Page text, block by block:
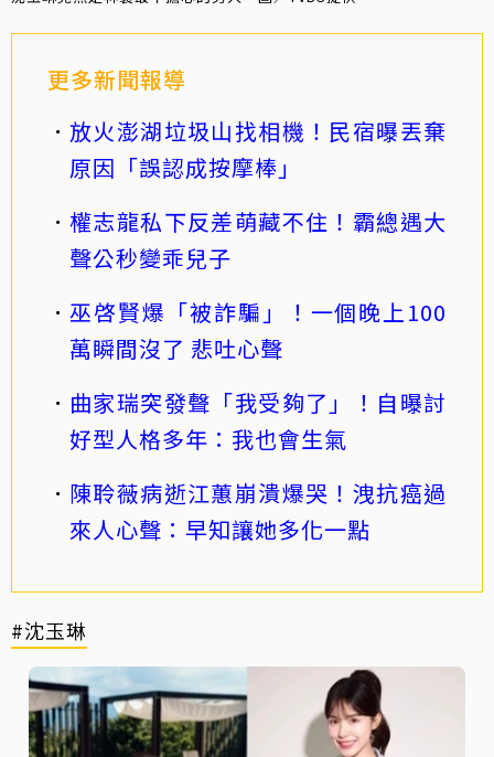
更多新聞報導
放火澎湖垃圾山找相機！民宿曝丟棄
原因「誤認成按摩棒」
權志龍私下反差萌藏不住！霸總遇大
聲公秒變乖兒子
巫啓賢爆「被詐騙」！一個晚上100
萬瞬間沒了 悲吐心聲
曲家瑞突發聲「我受夠了」！自曝討
好型人格多年：我也會生氣
陳聆薇病逝江蕙崩潰爆哭！洩抗癌過
來人心聲：早知讓她多化一點
#沈玉琳